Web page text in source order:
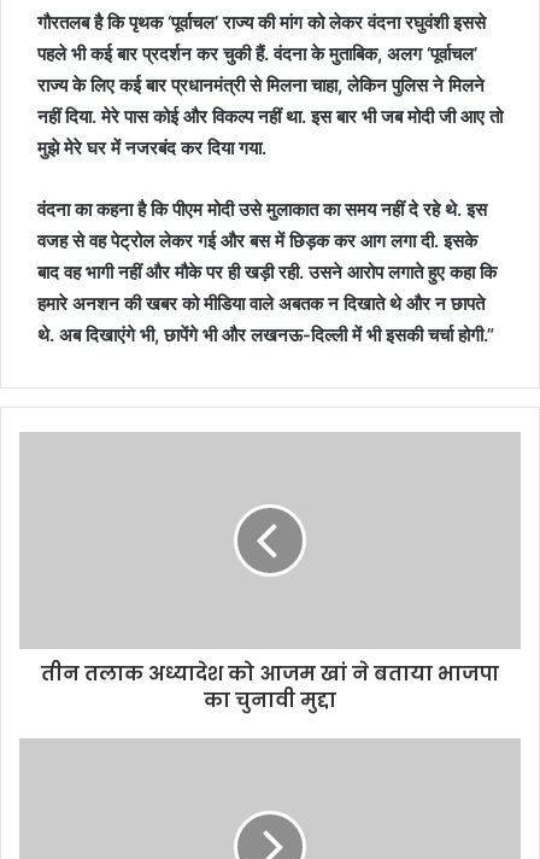
गौरतलब है कि पृथक ‘पूर्वाचल’ राज्य की मांग को लेकर वंदना रघुवंशी इससे
पहले भी कई बार प्रदर्शन कर चुकी हैं. वंदना के मुताबिक, अलग ‘पूर्वाचल’
राज्य के लिए कई बार प्रधानमंत्री से मिलना चाहा, लेकिन पुलिस ने मिलने
नहीं दिया. मेरे पास कोई और विकल्प नहीं था. इस बार भी जब मोदी जी आए तो
मुझे मेरे घर में नजरबंद कर दिया गया.
वंदना का कहना है कि पीएम मोदी उसे मुलाकात का समय नहीं दे रहे थे. इस
वजह से वह पेट्रोल लेकर गई और बस में छिड़क कर आग लगा दी. इसके
बाद वह भागी नहीं और मौके पर ही खड़ी रही. उसने आरोप लगाते हुए कहा कि
हमारे अनशन की खबर को मीडिया वाले अबतक न दिखाते थे और न छापते
थे. अब दिखाएंगे भी, छापेंगे भी और लखनऊ-दिल्ली में भी इसकी चर्चा होगी.”
तीन तलाक अध्यादेश को आजम खां ने बताया भाजपा
का चुनावी मुद्दा